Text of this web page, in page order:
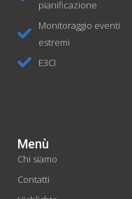
pianificazione
Monitoraggio eventi
estremi
E3CI
Menù
Chi siamo
Contatti